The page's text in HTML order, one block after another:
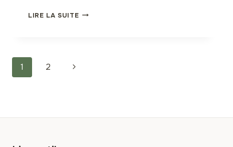
LIRE LA SUITEHUILE
Navigation
1 2
Page